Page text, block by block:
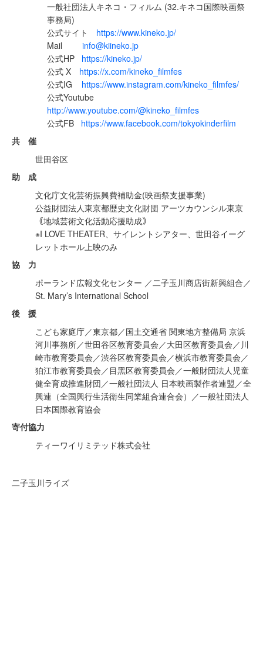
⼀般社団法⼈キネコ・フィルム (32.キネコ国際映画祭
事務局)
公式サイト https://www.kineko.jp/
Mail info@kiineko.jp
公式HP https://kineko.jp/
公式 X https://x.com/kineko_filmfes
公式IG https://www.instagram.com/kineko_filmfes/
公式Youtube
http://www.youtube.com/@kineko_filmfes
公式FB https://www.facebook.com/tokyokinderfilm
共 催
世⽥⾕区
助 成
⽂化庁⽂化芸術振興費補助⾦(映画祭⽀援事業)
公益財団法⼈東京都歴史⽂化財団 アーツカウンシル東京
｟地域芸術⽂化活動応援助成｠
※I LOVE THEATER、サイレントシアター、世⽥⾕イーグ
レットホール上映のみ
協 ⼒
ポーランド広報⽂化センター ／⼆⼦⽟川商店街新興組合／
St. Mary’s International School
後 援
こども家庭庁／東京都／国⼟交通省 関東地⽅整備局 京浜
河川事務所／世⽥⾕区教育委員会／⼤⽥区教育委員会／川
崎市教育委員会／渋⾕区教育委員会／横浜市教育委員会／
狛江市教育委員会／⽬⿊区教育委員会／⼀般財団法⼈児童
健全育成推進財団／⼀般社団法⼈ ⽇本映画製作者連盟／全
興連（全国興⾏⽣活衛⽣同業組合連合会）／⼀般社団法⼈
⽇本国際教育協会
寄付協⼒
ティーワイリミテッド株式会社
二子玉川ライズ